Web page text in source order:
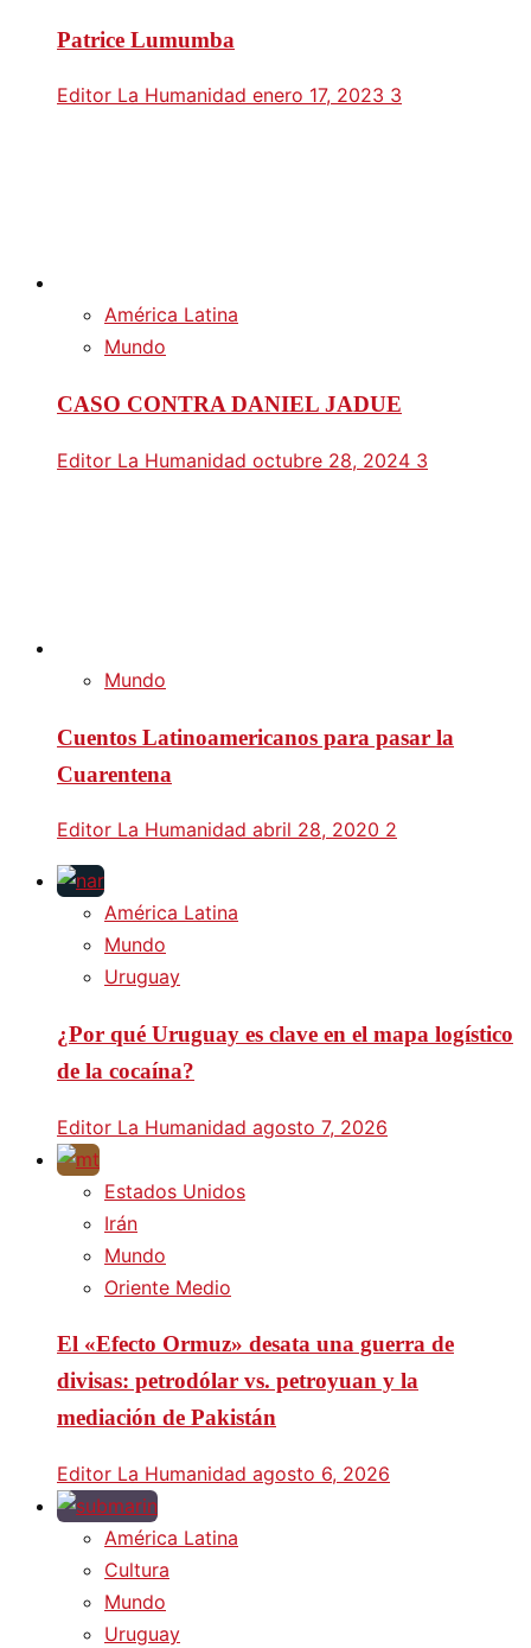
Patrice Lumumba
Editor La Humanidad enero 17, 2023 3
América Latina
Mundo
CASO CONTRA DANIEL JADUE
Editor La Humanidad octubre 28, 2024 3
Mundo
Cuentos Latinoamericanos para pasar la
Cuarentena
Editor La Humanidad abril 28, 2020 2
América Latina
Mundo
Uruguay
¿Por qué Uruguay es clave en el mapa logístico
de la cocaína?
Editor La Humanidad agosto 7, 2026
Estados Unidos
Irán
Mundo
Oriente Medio
El «Efecto Ormuz» desata una guerra de
divisas: petrodólar vs. petroyuan y la
mediación de Pakistán
Editor La Humanidad agosto 6, 2026
América Latina
Cultura
Mundo
Uruguay